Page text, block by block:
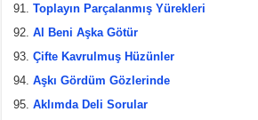
Toplayın Parçalanmış Yürekleri
Al Beni Aşka Götür
Çifte Kavrulmuş Hüzünler
Aşkı Gördüm Gözlerinde
Aklımda Deli Sorular